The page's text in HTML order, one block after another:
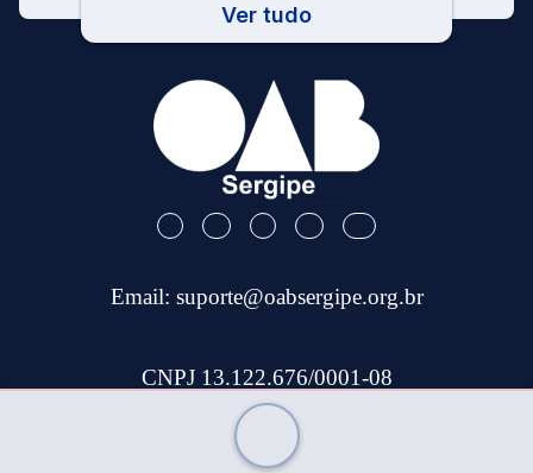
Ver tudo
Email: suporte@oabsergipe.org.br
CNPJ 13.122.676/0001-08
Telefone: (79) 3301-9100